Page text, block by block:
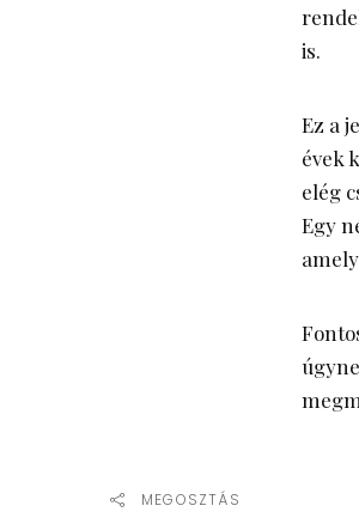
is.
Ez a
évek
elég
Egy
MEGOSZTÁS